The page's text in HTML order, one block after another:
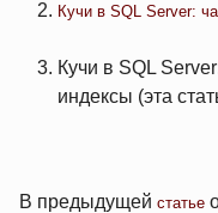
Кучи в SQL Server:
Кучи в SQL
индексы (эта
В предыдущей статье